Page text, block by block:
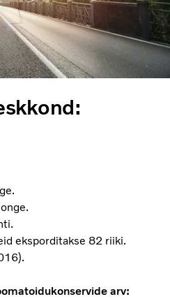
eksporditakse 82 riiki.
arv: